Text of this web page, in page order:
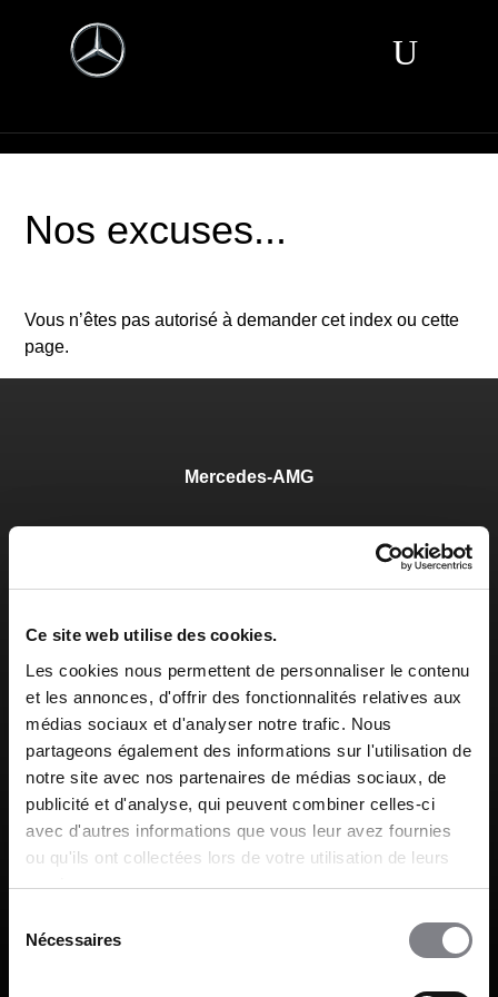
Ce site web utilise des cookies.
Les cookies nous permettent de personnaliser le contenu
et les annonces, d'offrir des fonctionnalités relatives aux
médias sociaux et d'analyser notre trafic. Nous
partageons également des informations sur l'utilisation de
notre site avec nos partenaires de médias sociaux, de
publicité et d'analyse, qui peuvent combiner celles-ci
avec d'autres informations que vous leur avez fournies
ou qu'ils ont collectées lors de votre utilisation de leurs
services.
Nécessaires
Nos excuses...
Vous n’êtes pas autorisé à demander cet index ou cette
page.
Mercedes-AMG
Mercedes-EQ